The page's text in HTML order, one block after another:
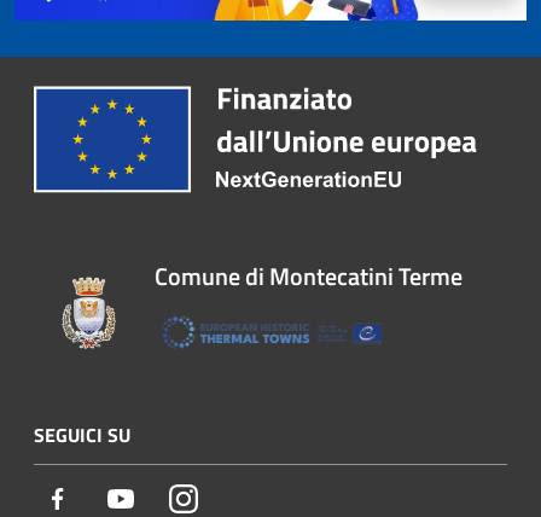
Comune di Montecatini Terme
SEGUICI SU
Facebook YoutubeInstagram